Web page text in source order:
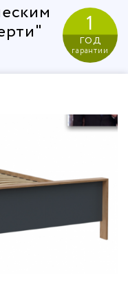
1
год
гарантии